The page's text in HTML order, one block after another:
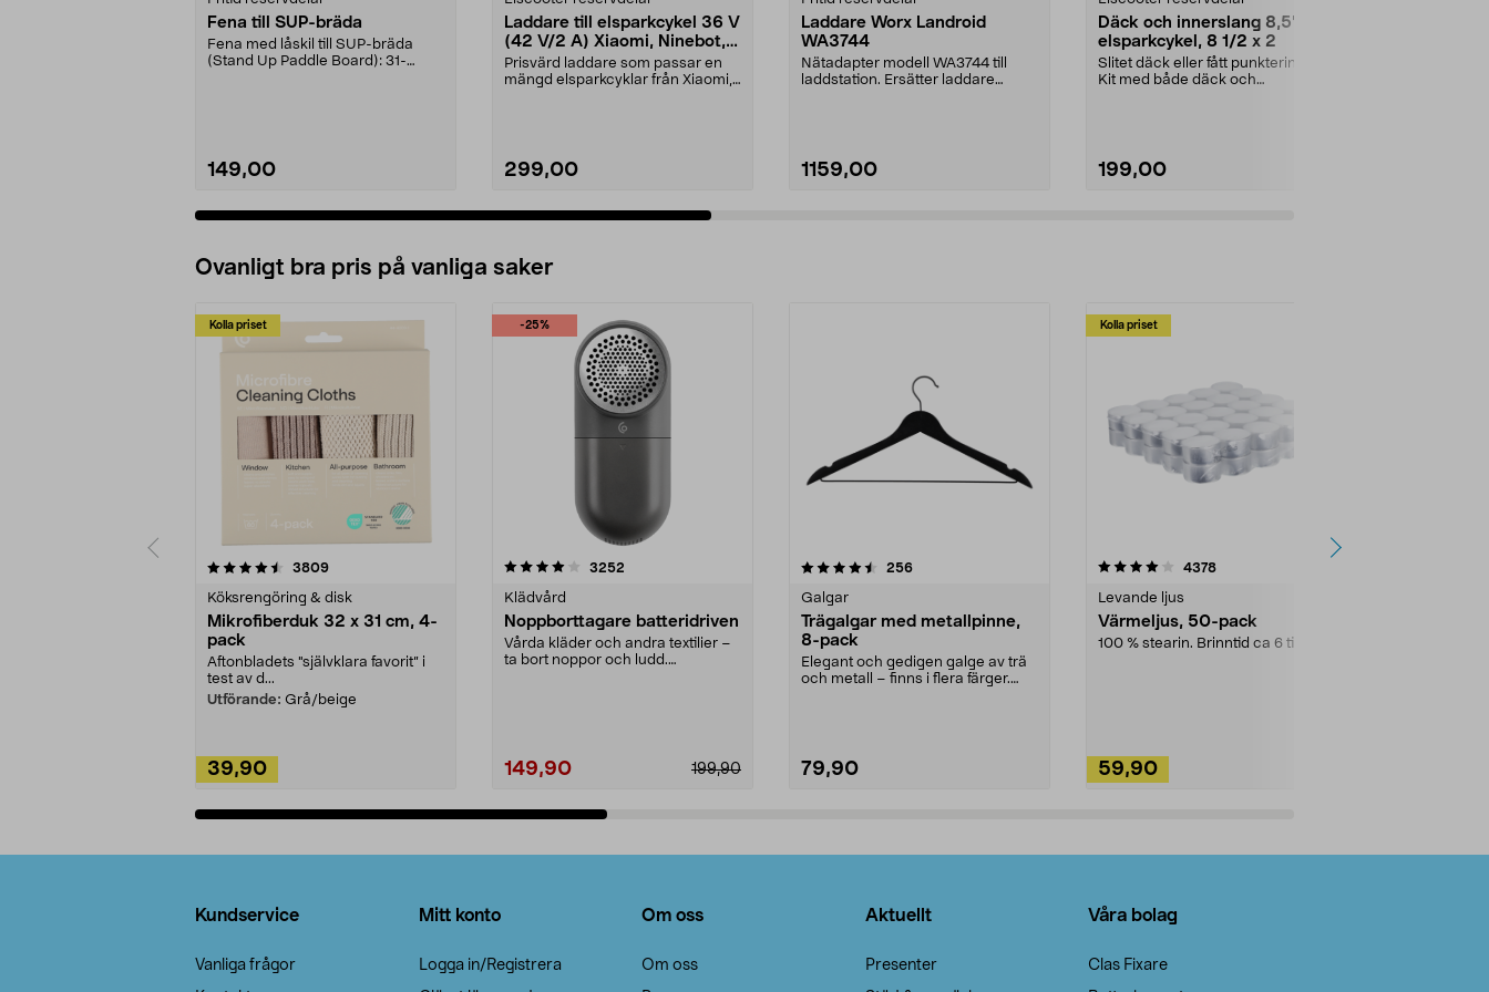
Fena till SUP-bräda
Fena med låskil till SUP-bräda
(Stand Up Paddle Board): 31-
149,00
Laddare till elsparkcykel 36 V
(42 V/2 A) Xiaomi, Ninebot,
E-Way m.fl.
Prisvärd laddare som passar en
mängd elsparkcyklar från Xiaomi,
299,00
Laddare Worx Landroid
WA3744
Nätadapter modell WA3744 till
laddstation. Ersätter laddare
1159,00
Däck och innerslang 8,5" till
elsparkcykel, 8 1/2 x 2
Slitet däck eller fått punktering?.
Kit med både däck och
199,00
Ovanligt bra pris på vanliga saker
Kolla priset
3809recensioner
Köksrengöring & disk
Mikrofiberduk 32 x 31 cm, 4-
pack
Aftonbladets "självklara favorit” i
test av d...
Utförande: Grå/beige
39,90
-25%
4.0av 5 stjärnor 3252
Klädvård
Noppborttagare batteridriven
Vårda kläder och andra textilier –
ta bort noppor och ludd.
199,90
149,90
4.5av 5 stjärnor 256recensioner
Galgar
Trägalgar med metallpinne,
8-pack
Elegant och gedigen galge av trä
och metall – finns i flera färger.
79,90
Kolla priset
4.0av 5 stjärnor 4378recensioner
Levande ljus
Värmeljus, 50-pack
100 % stearin. Brinntid ca 6 tim.
59,90
4.5av 5 stjärnor
Kundservice
Vanliga frågor
Mitt konto
Logga in/Registrera
Om oss
Om oss
Aktuellt
Presenter
Våra bolag
Clas Fixare